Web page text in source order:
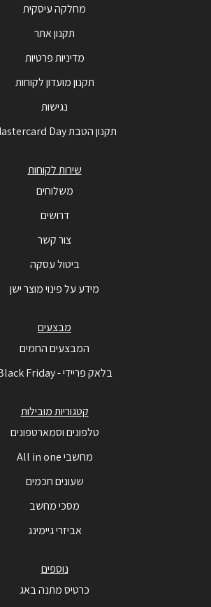
מחלקה עיסקית
תקנון אתר
מדיניות פרטיות
תקנון מועדון לקוחות
נגישות
תקנון הטבת Mastercard Day
שירות לקוחות
משלוחים
דרושים
צור קשר
ביטול עסקה
מידע על פינוי מוצר ישן
מבצעים
המבצעים החמים
בלאק פריידי - Black Friday
קטגוריות מובילות
טלפונים וסמארטפונים
מחשבי All in one
שעונים חכמים
מסכי מחשב
אביזרי גיימינג
נוספים
כרטיס מתנה באג